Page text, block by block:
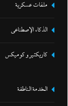
ملفات عسكرية
الذكاء الإصطناعي
كاريكتير و كوميكس
الخدمة الناطقة